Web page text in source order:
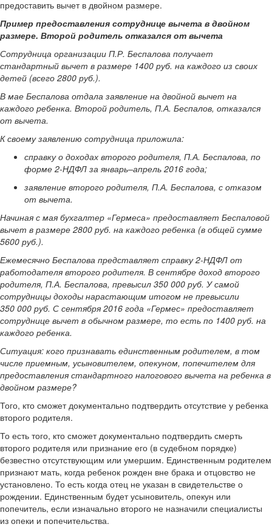
предоставить вычет в двойном размере.
Пример предоставления сотруднице вычета в двойном
размере. Второй родитель отказался от вычета
Сотрудница организации П.Р. Беспалова получает
стандартный вычет в размере 1400 руб. на каждого из своих
детей (всего 2800 руб.).
В мае Беспалова отдала заявление на двойной вычет на
каждого ребенка. Второй родитель, П.А. Беспалов, отказался
от вычета.
К своему заявлению сотрудница приложила:
справку о доходах второго родителя, П.А. Беспалова, по
форме 2-НДФЛ за январь–апрель 2016 года;
заявление второго родителя, П.А. Беспалова, с отказом
от вычета.
Начиная с мая бухгалтер «Гермеса» предоставляет Беспаловой
вычет в размере 2800 руб. на каждого ребенка (в общей сумме
5600 руб.).
Ежемесячно Беспалова представляет справку 2-НДФЛ от
работодателя второго родителя. В сентябре доход второго
родителя, П.А. Беспалова, превысил 350 000 руб. У самой
сотрудницы доходы нарастающим итогом не превысили
350 000 руб. С сентября 2016 года «Гермес» предоставляет
сотруднице вычет в обычном размере, то есть по 1400 руб. на
каждого ребенка.
Ситуация: кого признавать единственным родителем, в том
числе приемным, усыновителем, опекуном, попечителем для
предоставления стандартного налогового вычета на ребенка в
двойном размере?
Того, кто сможет документально подтвердить отсутствие у ребенка
второго родителя.
То есть того, кто сможет документально подтвердить смерть
второго родителя или признание его (в судебном порядке)
безвестно отсутствующим или умершим. Единственным родителем
признают мать, когда ребенок рожден вне брака и отцовство не
установлено. То есть когда отец не указан в свидетельстве о
рождении. Единственным будет усыновитель, опекун или
попечитель, если изначально второго не назначили специалисты
из опеки и попечительства.